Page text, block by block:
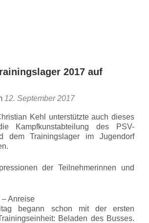
2017 auf
12. September 2017
Kehl unterstützte auch dieses
Kampfkunstabteilung des PSV-
dem Trainingslager im Jugendorf
der Teilnehmerinnen und
– Anreise
begann schon mit der ersten
Beladen des Busses.